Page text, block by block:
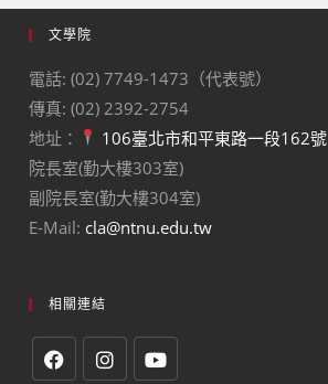
文學院
電話: (02) 7749-1473（代表號）
傳真: (02) 2392-2754
地址：
106臺北市和平東路一段162號
院長室(勤大樓303室)
副院長室(勤大樓304室)
E-Mail: cla@ntnu.edu.tw
相關連結